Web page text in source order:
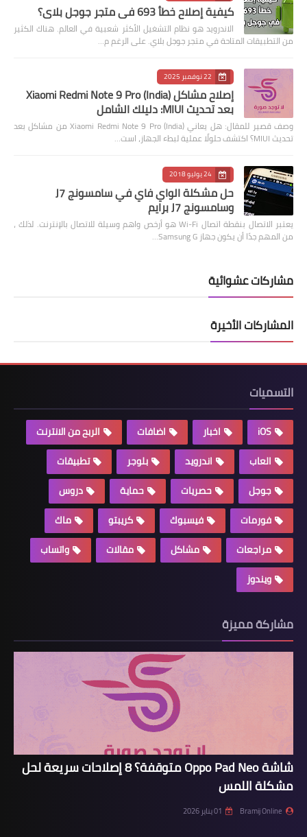
كيفية إصلاح خطأ 693 في متجر جوجل بلاي؟
الاندرويد هو نظام التشغيل الأكثر شعبية في العالم. هناك الكثير
من التطبيقات المتاحة في متجر جوجل بلاي. على الرغم م…
22 نوفمبر 2025
إصلاح مشاكل Xiaomi Redmi Note 9 Pro (India)
بعد تحديث MIUI: دليلك الشامل
وصف قصير للمقال: هل يعاني Xiaomi Redmi Note 9 Pro (India) من مشاكل بعد
تحديث MIUI؟ اكتشف حلولًا عملية لبطء الجهاز، است…
24 يوليو 2018
حل مشكلة الواي فاي في سامسونج J7
وسامسونج J7 برايم
يعتبر الاتصال بنقطة اتصال Wi-Fi هو أرخص واهم وسيلة للاتصال بالإنترنت. لذلك ،
من المهم جدًا أن يكون جهاز Samsung G…
مشاركات عشوائية
المشاركات الأخيرة
التسميات
iOS اخبار اضافات
الربح من الانترنت
العاب
اندرويد بلوجر
تطبيقات
جوجل
حصريات حماية
دروس
فورمات
فيسبوك كريبتو
ماك
مراجعات
مشاكل مقالات
واتساب
ويندوز
مشاركة مميزة
شاشة Oppo Pad Neo متوقفة؟ 8 إصلاحات سريعة لحل
مشكلة اللمس
Bramij Online 01 يناير 2026